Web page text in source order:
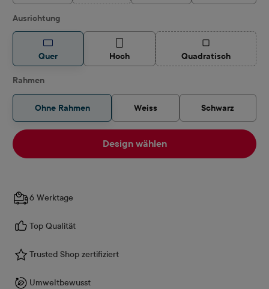
Ausrichtungauswählen
Quer Hoch Quadratisch(Diese Option ist
Rahmen
Ohne Rahmen Weiss Schwarz
Design wählen
6 Werktage
Top Qualität
Trusted Shop zertifiziert
Umweltbewusst